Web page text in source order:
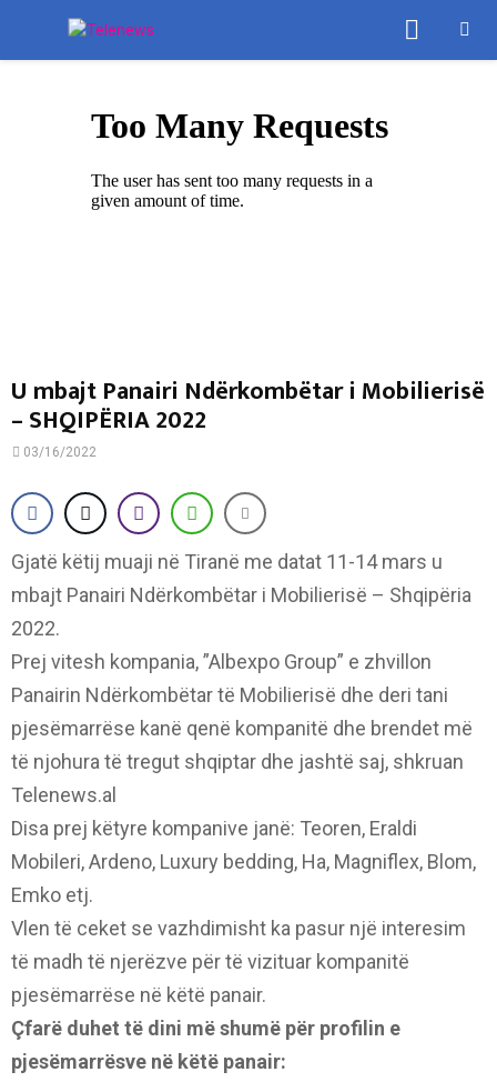
U mbajt Panairi Ndërkombëtar i Mobilierisë
– SHQIPËRIA 2022
03/16/2022
Gjatë këtij muaji në Tiranë me datat 11-14 mars u
mbajt Panairi Ndërkombëtar i Mobilierisë – Shqipëria
2022.
Prej vitesh kompania, ”Albexpo Group” e zhvillon
Panairin Ndërkombëtar të Mobilierisë dhe deri tani
pjesëmarrëse kanë qenë kompanitë dhe brendet më
të njohura të tregut shqiptar dhe jashtë saj, shkruan
Telenews.al
Disa prej këtyre kompanive janë: Teoren, Eraldi
Mobileri, Ardeno, Luxury bedding, Ha, Magniflex, Blom,
Emko etj.
Vlen të ceket se vazhdimisht ka pasur një interesim
të madh të njerëzve për të vizituar kompanitë
pjesëmarrëse në këtë panair.
Çfarë duhet të dini më shumë për profilin e
pjesëmarrësve në këtë panair: